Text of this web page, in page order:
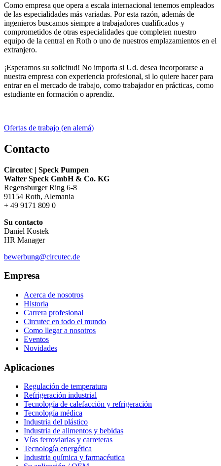
Como empresa que opera a escala internacional tenemos empleados
de las especialidades más variadas. Por esta razón, además de
ingenieros buscamos siempre a trabajadores cualificados y
comprometidos de otras especialidades que completen nuestro
equipo de la central en Roth o uno de nuestros emplazamientos en el
extranjero.
¡Esperamos su solicitud! No importa si Ud. desea incorporarse a
nuestra empresa con experiencia profesional, si lo quiere hacer para
entrar en el mercado de trabajo, como trabajador en prácticas, como
estudiante en formación o aprendiz.
Ofertas de trabajo (en alemá)
Contacto
Circutec | Speck Pumpen
Walter Speck GmbH & Co. KG
Regensburger Ring 6-8
91154 Roth, Alemania
+ 49 9171 809 0
Su contacto
Daniel Kostek
HR Manager
bewerbung@circutec.de
Empresa
Acerca de nosotros
Historia
Carrera profesional
Circutec en todo el mundo
Como llegar a nosotros
Eventos
Novidades
Aplicaciones
Regulación de temperatura
Refrigeración industrial
Tecnología de calefacción y refrigeración
Tecnología médica
Industria del plástico
Industria de alimentos y bebidas
Vías ferroviarias y carreteras
Tecnología energética
Industria química y farmacéutica